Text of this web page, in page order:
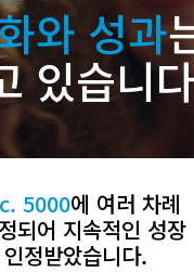
와 성과
있습니
5000에 여러 차례
되어 지속적인 성장
정받았습니다.